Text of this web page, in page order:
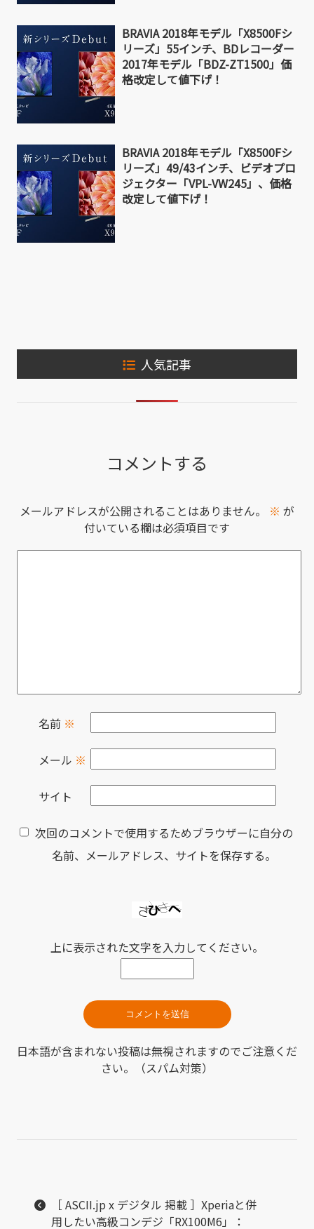
BRAVIA 2018年モデル「X8500Fシ
リーズ」55インチ、BDレコーダー
2017年モデル「BDZ-ZT1500」価
格改定して値下げ！
BRAVIA 2018年モデル「X8500Fシ
リーズ」49/43インチ、ビデオプロ
ジェクター「VPL-VW245」、価格
改定して値下げ！
人気記事
コメントする
メールアドレスが公開されることはありません。 ※ が
付いている欄は必須項目です
名前 ※
メール ※
サイト
次回のコメントで使用するためブラウザーに自分の
名前、メールアドレス、サイトを保存する。
上に表示された文字を入力してください。
日本語が含まれない投稿は無視されますのでご注意くだ
さい。（スパム対策）
［ ASCII.jp x デジタル 掲載 ］Xperiaと併
用したい高級コンデジ「RX100M6」：